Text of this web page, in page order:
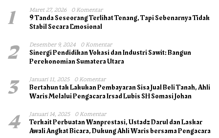
1 Maret 27, 2026 0 Komentar
9 Tanda Seseorang Terlihat Tenang, Tapi Sebenarnya Tidak
Stabil Secara Emosional
2 Desember 9, 2024 0 Komentar
Sinergi Pendidikan Vokasi dan Industri Sawit: Bangun
Perekonomian Sumatera Utara
3 Januari 11, 2025 0 Komentar
Bertahun tak Lakukan Pembayaran Sisa Jual Beli Tanah, Ahli
Waris Melalui Pengacara Irsad Lubis SH Somasi Johan
4 Januari 14, 2025 0 Komentar
Terkait Perbuatan Wanprestasi, Ustadz Darul dan Laskar
Awali Angkat Bicara, Dukung Ahli Waris bersama Pengacara